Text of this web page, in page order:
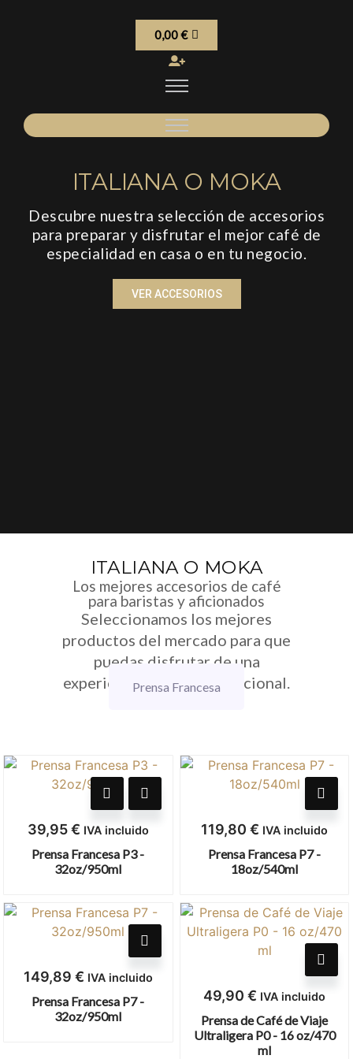
0,00€
ITALIANA O MOKA
Descubre nuestra selección de accesorios
para preparar y disfrutar el mejor café de
especialidad en casa o en tu negocio.
VER ACCESORIOS
ITALIANA O MOKA
Los mejores accesorios de café
para baristas y aficionados
Seleccionamos los mejores
productos del mercado para que
puedas disfrutar de una
experiencia de café excepcional.
Prensa Francesa
39,95€ IVA incluido
Prensa Francesa P3 -
32oz/950ml
119,80€ IVA incluido
Prensa Francesa P7 -
18oz/540ml
149,89 € IVA incluido
Prensa Francesa P7 -
32oz/950ml
49,90€ IVA incluido
Prensa de Café de Viaje
Ultraligera P0 - 16 oz/470
ml